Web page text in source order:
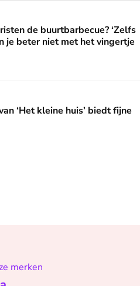
‘Zelfs als buren
de buurtbarbecue? ‘Zelfs
je beter niet met het vingertje
biedt fijne huifkarromantiek
‘Het kleine huis’ biedt fijne
merken